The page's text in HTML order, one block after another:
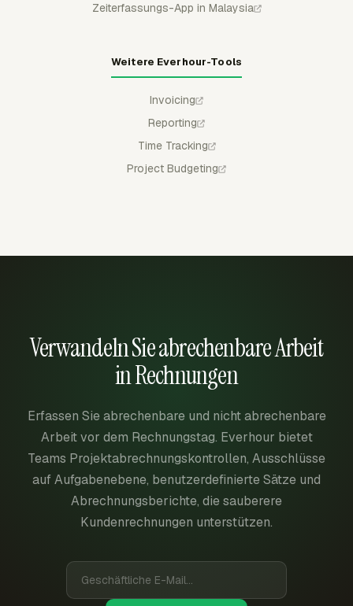
Zeiterfassungs-App in Malaysia
Weitere Everhour-Tools
Invoicing
Reporting
Time Tracking
Project Budgeting
Verwandeln Sie abrechenbare Arbeit
in Rechnungen
Erfassen Sie abrechenbare und nicht abrechenbare
Arbeit vor dem Rechnungstag. Everhour bietet
Teams Projektabrechnungskontrollen, Ausschlüsse
auf Aufgabenebene, benutzerdefinierte Sätze und
Abrechnungsberichte, die sauberere
Kundenrechnungen unterstützen.